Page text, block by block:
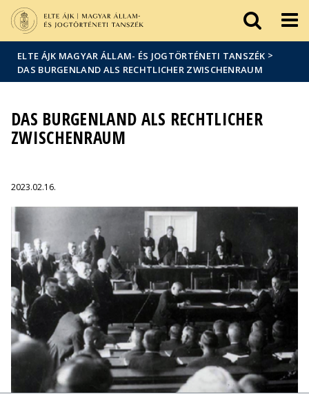
Hírek
Események
ELTE a
sajtóban
ELTE ÁJK MAGYAR ÁLLAM- ÉS JOGTÖRTÉNETI TANSZÉK >
DAS BURGENLAND ALS RECHTLICHER ZWISCHENRAUM
DAS BURGENLAND ALS RECHTLICHER
ZWISCHENRAUM
2023.02.16.